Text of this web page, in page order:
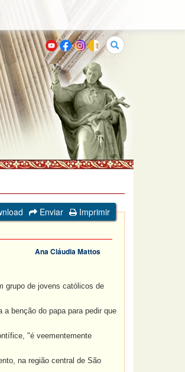
Buscar
Enviar
Imprimir
Ana Cláudia Mattos
grupo de jovens católicos de
benção do papa para pedir que
"é veementemente
na região central de São